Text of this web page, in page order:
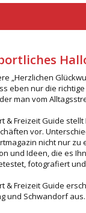
„Herzlichen
eben nur die
man vom
& Freizeit Guide
vor.
nicht nur zu
und Ideen, die es
fotografiert
& Freizeit Guide
und Schwandorf aus.